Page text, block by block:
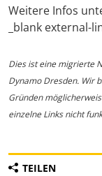
Weitere Infos
_blank external-
Dies ist eine migrierte
Dynamo Dresden. Wir
Gründen
einzelne Links nicht
TEILEN